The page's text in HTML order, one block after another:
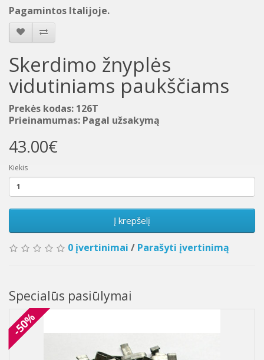
Pagamintos Italijoje.
Skerdimo žnyplės
vidutiniams paukščiams
Prekės kodas: 126T
Prieinamumas: Pagal užsakymą
43.00€
Kiekis
Į krepšelį
0 įvertinimai / Parašyti įvertinimą
Specialūs pasiūlymai
-50%